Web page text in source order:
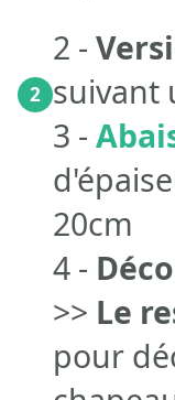
2
2 -
suivant
3 -
20cm
4 -
>> Le
pour